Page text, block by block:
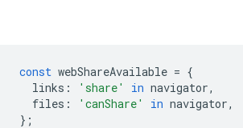
const webShareAvailable = {
links : 'share' in navigator,
files : 'canShare' in navigator,
};